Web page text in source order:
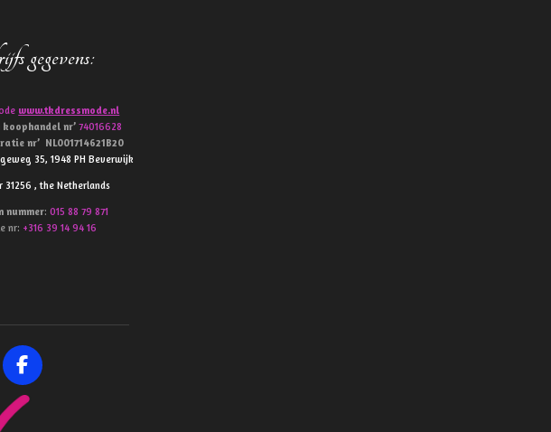
gegevens:
www.tkdressmode.nl
koophandelnr’ 74016628
nr’ NL001714621B20
35, 1948 PH Beverwijk
31256 , the Netherlands
nummer: 015 88 79 871
nr: +316 39 14 94 16
F
a
c